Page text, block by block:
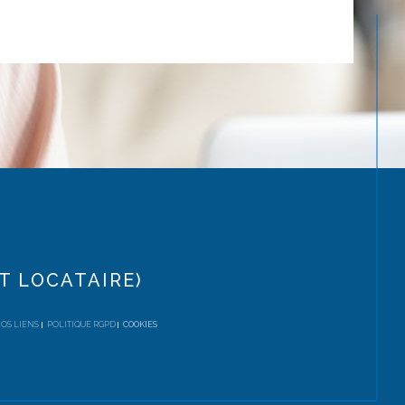
LOCATAIRE)
LIENS POLITIQUE RGPD COOKIES